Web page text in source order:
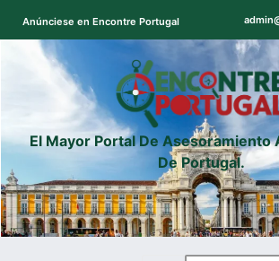
Anúnciese en Encontre Portugal
El Mayor Portal De Asesoramiento
De Portugal.